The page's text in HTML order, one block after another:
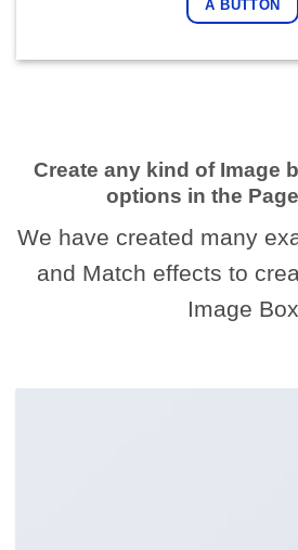
A BUTTON
Create any kind of Image
options in the
We have created many
and Match effects to
Image Box